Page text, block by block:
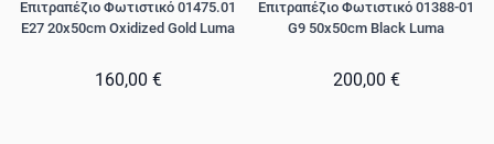
Επιτραπέζιο Φωτιστικό 01475.01
E27 20x50cm Oxidized Gold Luma
160,00 €
Επιτραπέζιο Φωτιστικό 01388-01
G9 50x50cm Black Luma
200,00 €